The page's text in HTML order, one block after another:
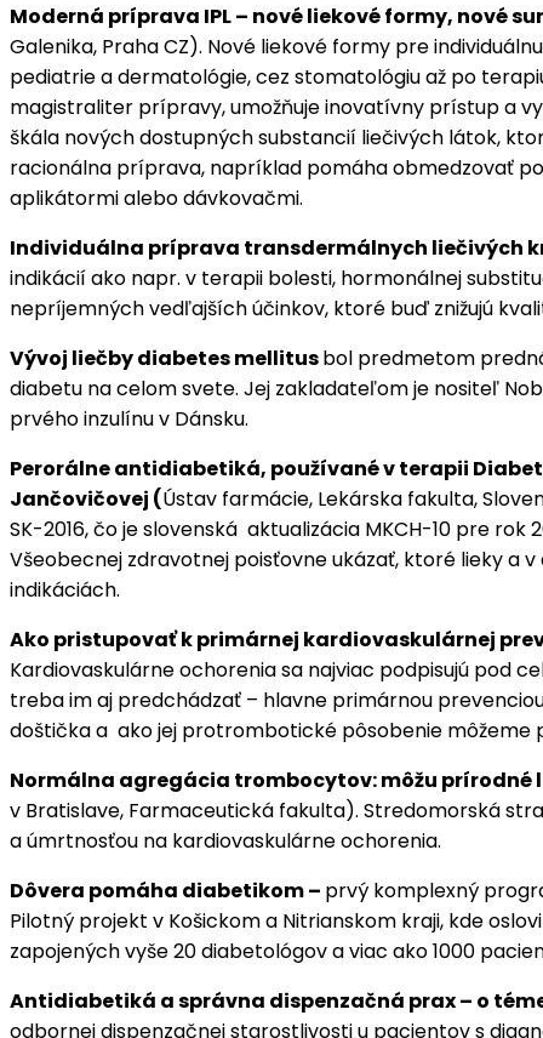
Moderná príprava IPL – nové liekové formy, nové
Galenika, Praha CZ). Nové liekové formy pre
pediatrie a dermatológie, cez stomatológiu až po
magistraliter prípravy, umožňuje inovatívny prístup a
škála nových dostupných substancií liečivých látok,
racionálna príprava, napríklad pomáha obmedzovať
aplikátormi alebo dávkovačmi.
Individuálna príprava transdermálnych liečivých
indikácií ako napr. v terapii bolesti, hormonálnej
nepríjemných vedľajších účinkov, ktoré buď znižujú
Vývoj liečby diabetes mellitusbol predmetom
diabetu na celom svete. Jej zakladateľom je nositeľ
prvého inzulínu v Dánsku.
Perorálne antidiabetiká, používané v terapii
Jančovičovej (Ústav farmácie, Lekárska fakulta,
SK-2016, čo je slovenská aktualizácia MKCH-10 pre
Všeobecnej zdravotnej poisťovne ukázať, ktoré lieky a
indikáciách.
Ako pristupovať k primárnej kardiovaskulárnej
Kardiovaskulárne ochorenia sa najviac podpisujú pod
treba im aj predchádzať – hlavne primárnou
doštička a ako jej protrombotické pôsobenie môžeme
Normálna agregácia trombocytov: môžu prírodné
v Bratislave, Farmaceutická fakulta). Stredomorská
a úmrtnosťou na kardiovaskulárne ochorenia.
Dôvera pomáha diabetikom – prvý komplexný
Pilotný projekt v Košickom a Nitrianskom kraji, kde
zapojených vyše 20 diabetológov a viac ako 1000
Antidiabetiká a správna dispenzačná prax – o
odbornej dispenzačnej starostlivosti u pacientov s